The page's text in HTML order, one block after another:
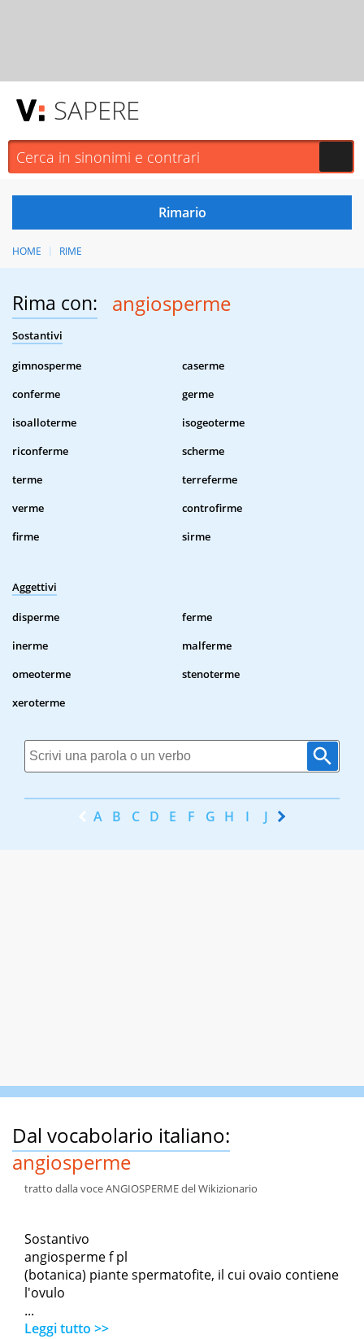
SAPERE
HOME RIME
Rima con: angiosperme
Sostantivi
gimnosperme
caserme
conferme
germe
isoalloterme
isogeoterme
riconferme
scherme
terme
terreferme
verme
controfirme
firme
sirme
Aggettivi
disperme
ferme
inerme
malferme
omeoterme
stenoterme
xeroterme
A B C D E F G H I J K
Dal vocabolario italiano:
angiosperme
tratto dalla voce ANGIOSPERME del Wikizionario
Sostantivo
angiosperme f pl
(botanica) piante spermatofite, il cui ovaio contiene
l'ovulo
...
Leggi tutto >>